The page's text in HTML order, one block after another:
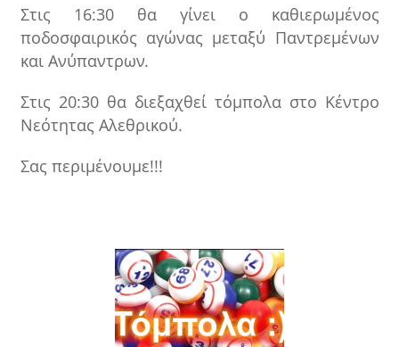
Στις 16:30 θα γίνει ο καθιερωμένος
ποδοσφαιρικός αγώνας μεταξύ Παντρεμένων
και Ανύπαντρων.
Στις 20:30 θα διεξαχθεί τόμπολα στο Κέντρο
Νεότητας Αλεθρικού.
Σας περιμένουμε!!!